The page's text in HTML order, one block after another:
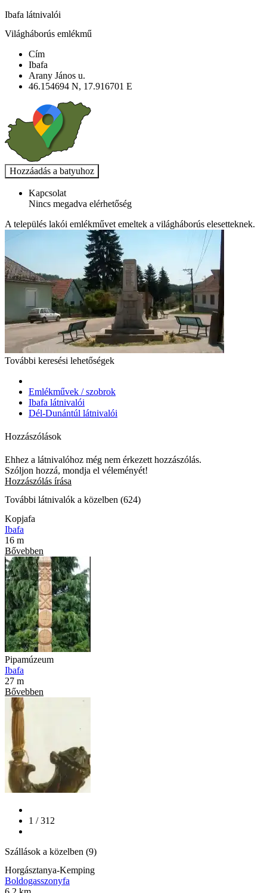
Ibafa látnivalói
Világháborús emlékmű
Cím
Ibafa
Arany János u.
46.154694 N, 17.916701 E
Kapcsolat
Nincs megadva elérhetőség
A település lakói emlékművet emeltek a világháborús elesetteknek.
További keresési lehetőségek
Emlékművek / szobrok
Ibafa látnivalói
Dél-Dunántúl látnivalói
Hozzászólások
Ehhez a látnivalóhoz még nem érkezett hozzászólás.
Szóljon hozzá, mondja el véleményét!
Hozzászólás írása
További látnivalók a közelben (624)
Kopjafa
Ibafa
16 m
Bővebben
Pipamúzeum
Ibafa
27 m
Bővebben
1 / 312
Szállások a közelben (9)
Horgásztanya-Kemping
Boldogasszonyfa